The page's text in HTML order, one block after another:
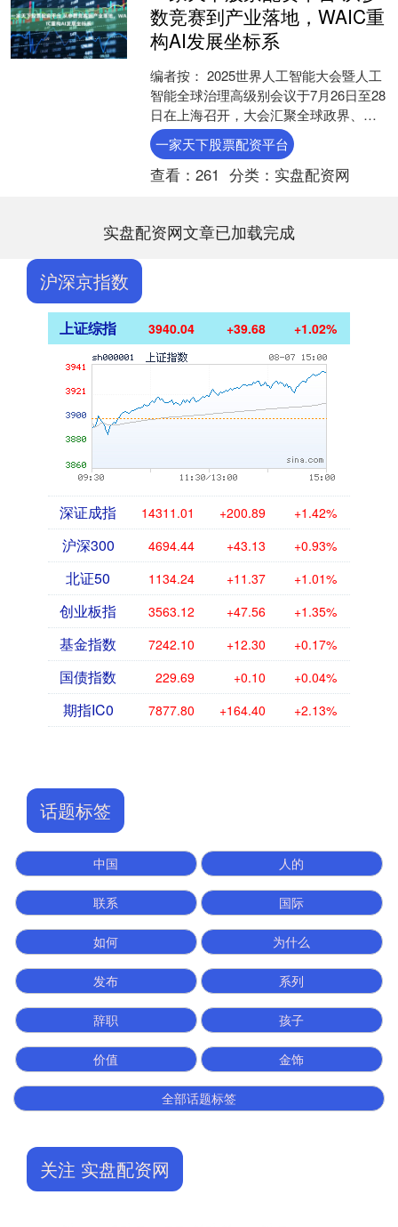
数竞赛到产业落地，WAIC重
构AI发展坐标系
编者按： 2025世界人工智能大会暨人工
智能全球治理高级别会议于7月26日至28
日在上海召开，大会汇聚全球政界、学
界、产业界领袖，共议人工智能发展新
趋势与治理新....
一家天下股票配资平台
查看： 261 分类： 实盘配资网
实盘配资网文章已加载完成
沪深京指数
上证综指 3940.04 +39.68 +1.02%
深证成指 14311.01 +200.89 +1.42%
沪深300 4694.44 +43.13 +0.93%
北证50 1134.24 +11.37 +1.01%
创业板指 3563.12 +47.56 +1.35%
基金指数 7242.10 +12.30 +0.17%
国债指数 229.69 +0.10 +0.04%
期指IC0 7877.80 +164.40 +2.13%
话题标签
中国 人的
联系 国际
如何 为什么
发布 系列
辞职 孩子
价值 金饰
全部话题标签
关注 实盘配资网